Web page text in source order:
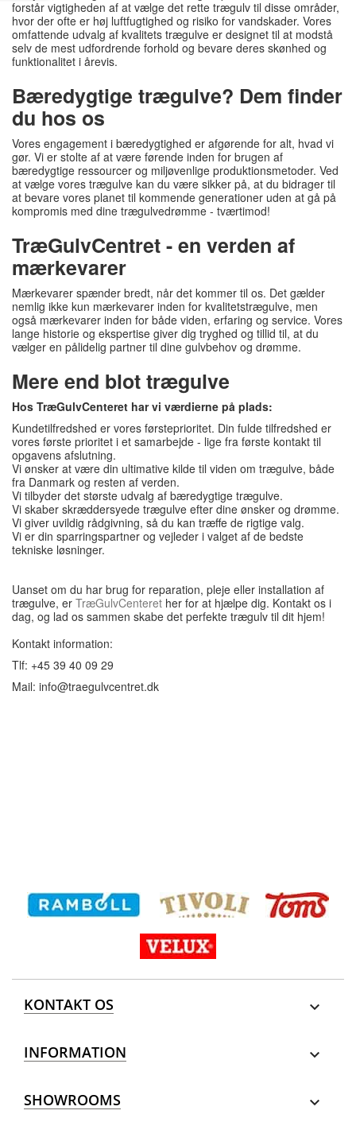
forstår vigtigheden af at vælge det rette trægulv til disse områder,
hvor der ofte er høj luftfugtighed og risiko for vandskader. Vores
omfattende udvalg af kvalitets trægulve er designet til at modstå
selv de mest udfordrende forhold og bevare deres skønhed og
funktionalitet i årevis.
Bæredygtige trægulve? Dem finder
du hos os
Vores engagement i bæredygtighed er afgørende for alt, hvad vi
gør. Vi er stolte af at være førende inden for brugen af
bæredygtige ressourcer og miljøvenlige produktionsmetoder. Ved
at vælge vores trægulve kan du være sikker på, at du bidrager til
at bevare vores planet til kommende generationer uden at gå på
kompromis med dine trægulvedrømme - tværtimod!
TræGulvCentret - en verden af
mærkevarer
Mærkevarer spænder bredt, når det kommer til os. Det gælder
nemlig ikke kun mærkevarer inden for kvalitetstrægulve, men
også mærkevarer inden for både viden, erfaring og service. Vores
lange historie og ekspertise giver dig tryghed og tillid til, at du
vælger en pålidelig partner til dine gulvbehov og drømme.
Mere end blot trægulve
Hos TræGulvCenteret har vi værdierne på plads:
Kundetilfredshed er vores førsteprioritet. Din fulde tilfredshed er
vores første prioritet i et samarbejde - lige fra første kontakt til
opgavens afslutning.
Vi ønsker at være din ultimative kilde til viden om trægulve, både
fra Danmark og resten af verden.
Vi tilbyder det største udvalg af bæredygtige trægulve.
Vi skaber skræddersyede trægulve efter dine ønsker og drømme.
Vi giver uvildig rådgivning, så du kan træffe de rigtige valg.
Vi er din sparringspartner og vejleder i valget af de bedste
tekniske løsninger.
Uanset om du har brug for reparation, pleje eller installation af
trægulve, er TræGulvCenteret her for at hjælpe dig. Kontakt os i
dag, og lad os sammen skabe det perfekte trægulv til dit hjem!
Kontakt information:
Tlf: +45 39 40 09 29
Mail: info@traegulvcentret.dk
KONTAKT OS 
INFORMATION 
SHOWROOMS 